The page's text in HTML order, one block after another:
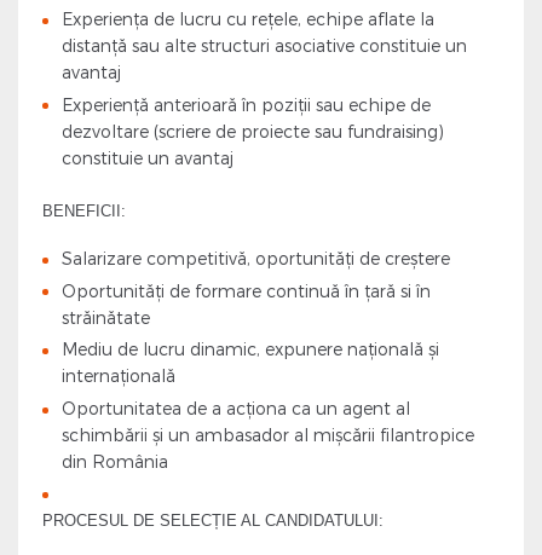
Experiența de lucru cu rețele, echipe aflate la
distanță sau alte structuri asociative constituie un
avantaj
Experiență anterioară în poziții sau echipe de
dezvoltare (scriere de proiecte sau fundraising)
constituie un avantaj
BENEFICII:
Salarizare competitivă, oportunități de creștere
Oportunități de formare continuă în țară si în
străinătate
Mediu de lucru dinamic, expunere națională și
internațională
Oportunitatea de a acționa ca un agent al
schimbării și un ambasador al mișcării filantropice
din România
PROCESUL DE SELECȚIE AL CANDIDATULUI: